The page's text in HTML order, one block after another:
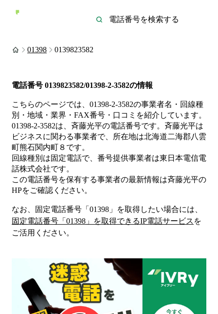
01398 0139823582
電話番号 0139823582/01398-2-3582の情報
こちらのページでは、 01398-2-3582の事業者名・回線種
別・地域・業界・FAX番号・口コミを紹介しています。
01398-2-3582は、 斉藤光平の電話番号です。 斉藤光平は
ビジネスに関わる事業者で、所在地は北海道二海郡八雲
町熊石関内町８ です。
回線種別は固定電話で、番号提供事業者は東日本電信電
話株式会社です。
この電話番号を保有する事業者の最新情報は斉藤光平の
HPをご確認ください。
なお、固定電話番号「 01398 」を取得したい場合には、
固定電話番号「 01398 」を取得できるIP電話サービス を
ご活用ください。